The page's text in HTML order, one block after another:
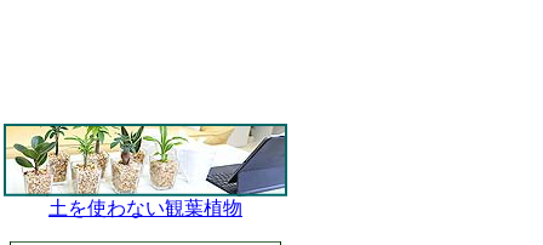
土を使わない観葉植物